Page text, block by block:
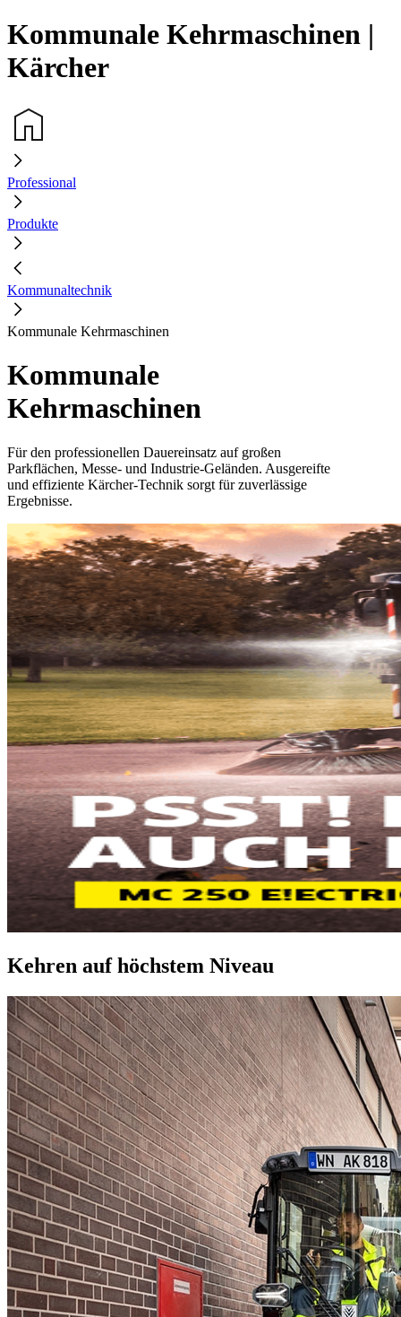
Kommunale Kehrmaschinen |
Kärcher
Professional
Produkte
Kommunaltechnik
Kommunale Kehrmaschinen
Kommunale
Kehrmaschinen
Für den professionellen Dauereinsatz auf großen
Parkflächen, Messe- und Industrie-Geländen. Ausgereifte
und effiziente Kärcher-Technik sorgt für zuverlässige
Ergebnisse.
Kehren auf höchstem Niveau